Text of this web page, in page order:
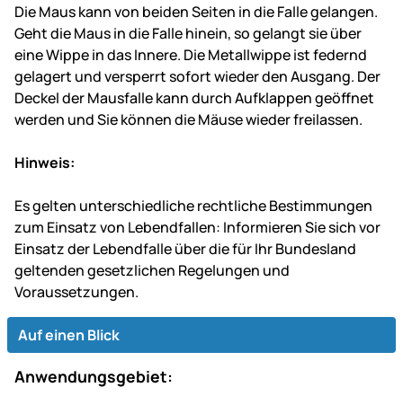
Die Maus kann von beiden Seiten in die Falle gelangen.
Geht die Maus in die Falle hinein, so gelangt sie über
eine Wippe in das Innere. Die Metallwippe ist federnd
gelagert und versperrt sofort wieder den Ausgang. Der
Deckel der Mausfalle kann durch Aufklappen geöffnet
werden und Sie können die Mäuse wieder freilassen.
Hinweis:
Es gelten unterschiedliche rechtliche Bestimmungen
zum Einsatz von Lebendfallen: Informieren Sie sich vor
Einsatz der Lebendfalle über die für Ihr Bundesland
geltenden gesetzlichen Regelungen und
Voraussetzungen.
Auf einen Blick
Anwendungsgebiet: